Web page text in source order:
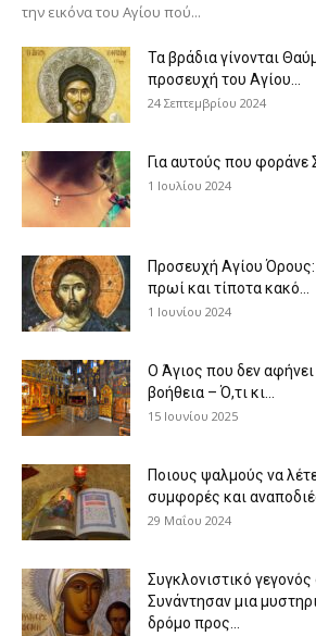
την εικόνα του Αγίου πού...
Τα βράδια γίνονται
προσευχή του Αγίου...
24 Σεπτεμβρίου 2024
Για αυτούς που φοράνε
1 Ιουλίου 2024
Προσευχή Αγίου
πρωί και τίποτα κακό...
1 Ιουνίου 2024
Ο Άγιος που δεν
βοήθεια – Ό,τι κι...
15 Ιουνίου 2025
Ποιους ψαλμούς να
συμφορές και
29 Μαΐου 2024
Συγκλονιστικό
Συνάντησαν μια
δρόμο προς...